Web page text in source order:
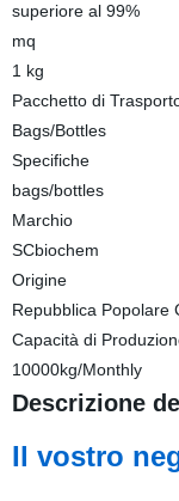
superiore al 99%
mq
1 kg
Pacchetto di
Bags/Bottles
Specifiche
bags/bottles
Marchio
SCbiochem
Origine
Repubblica Popolare
Capacità di
10000kg/Monthly
Descrizione
Il vostro